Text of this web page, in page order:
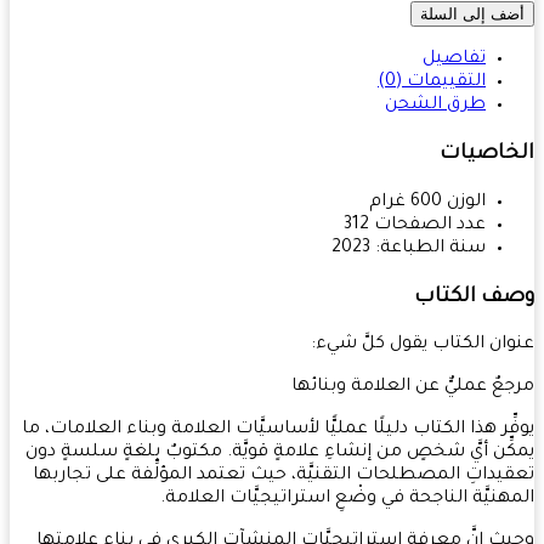
إلى السلة
تفاصيل
التقييمات (0)
طرق الشحن
الوزن 600
غرام
عدد الصفحات 312
سنة الطباعة: 2023
الكتاب
الكتاب يقول كلَّ شيء:
عمليٌّ عن العلامة وبنائها
هذا الكتاب دليلًا عمليًّا لأساسيَّات العلامة وبناء العلامات، ما
أيَّ شخصٍ من إنشاءِ علامةٍ قويَّة. مكتوبٌ بلغةٍ سلسةٍ دون
المصطلحات التقنيَّة، حيث تعتمد المؤلِّفة على تجاربها
الناجحة في وضْعِ استراتيجيَّات العلامة.